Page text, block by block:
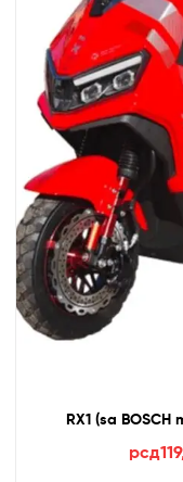
RX1 (sa BOSCH
рсд